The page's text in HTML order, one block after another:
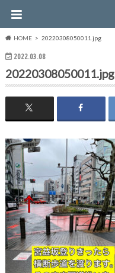
HOME 20220308050011.jpg
2022.03.08
20220308050011.jpg